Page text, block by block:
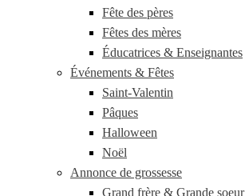
Fête des pères
Fêtes des mères
Éducatrices & Enseignantes
Événements & Fêtes
Saint-Valentin
Pâques
Halloween
Noël
Annonce de grossesse
Grand frère & Grande soeur